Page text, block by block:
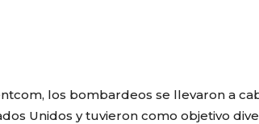
los bombardeos se llevaron a
Unidos y tuvieron como objetivo